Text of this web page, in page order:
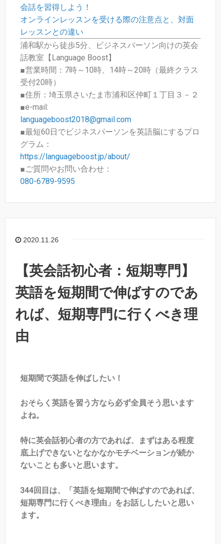
会話を習得しよう！
オンラインレッスンを受ける際の注意点と、対面
レッスンとの違い
浦和駅から徒歩5分、ビジネスパーソン向けの英会
話教室【Language Boost】
■営業時間：7時～10時、14時～20時（最終クラス
受付20時）
■住所：埼玉県さいたま市浦和区仲町１丁目３－２
■e-mail:
languageboost2018@gmail.com
■最短60日でビジネスパーソンを英語脳にするプロ
グラム：
https://languageboost.jp/about/
■ご質問やお問い合わせ：
080-6789-9595
2020.11.26
【英会話初心者：短期専門】
英語を短期間で伸ばすのであ
れば、短期専門に行くべき理
由
短期間で英語を伸ばしたい！
おそらく英語を習う方なら必ず全員そう思います
よね。
特に英会話初心者の方であれば、まずはある程度
底上げできないとなかなかモチベーションが続か
ないことも多いと思います。
344回目は、「英語を短期間で伸ばすのであれば、
短期専門に行くべき理由」をお話ししたいと思い
ます。